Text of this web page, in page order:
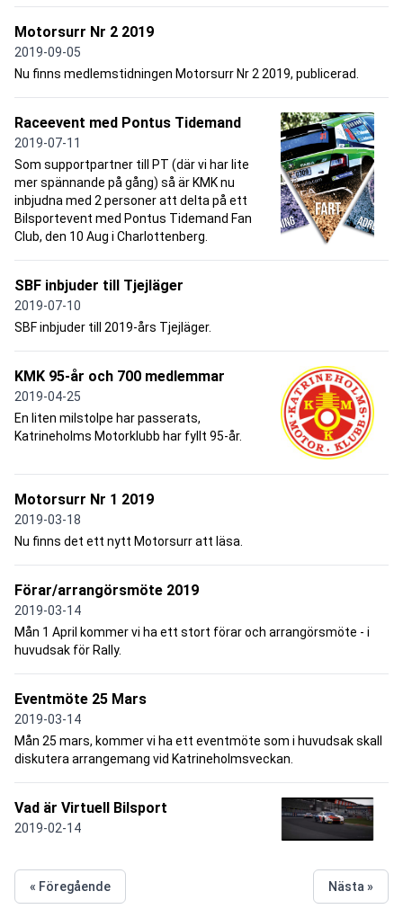
Motorsurr Nr 2 2019
2019-09-05
Nu finns medlemstidningen Motorsurr Nr 2 2019, publicerad.
Raceevent med Pontus Tidemand
2019-07-11
Som supportpartner till PT (där vi har lite
mer spännande på gång) så är KMK nu
inbjudna med 2 personer att delta på ett
Bilsportevent med Pontus Tidemand Fan
Club, den 10 Aug i Charlottenberg.
SBF inbjuder till Tjejläger
2019-07-10
SBF inbjuder till 2019-års Tjejläger.
KMK 95-år och 700 medlemmar
2019-04-25
En liten milstolpe har passerats,
Katrineholms Motorklubb har fyllt 95-år.
Motorsurr Nr 1 2019
2019-03-18
Nu finns det ett nytt Motorsurr att läsa.
Förar/arrangörsmöte 2019
2019-03-14
Mån 1 April kommer vi ha ett stort förar och arrangörsmöte - i
huvudsak för Rally.
Eventmöte 25 Mars
2019-03-14
Mån 25 mars, kommer vi ha ett eventmöte som i huvudsak skall
diskutera arrangemang vid Katrineholmsveckan.
Vad är Virtuell Bilsport
2019-02-14
« Föregående Nästa »